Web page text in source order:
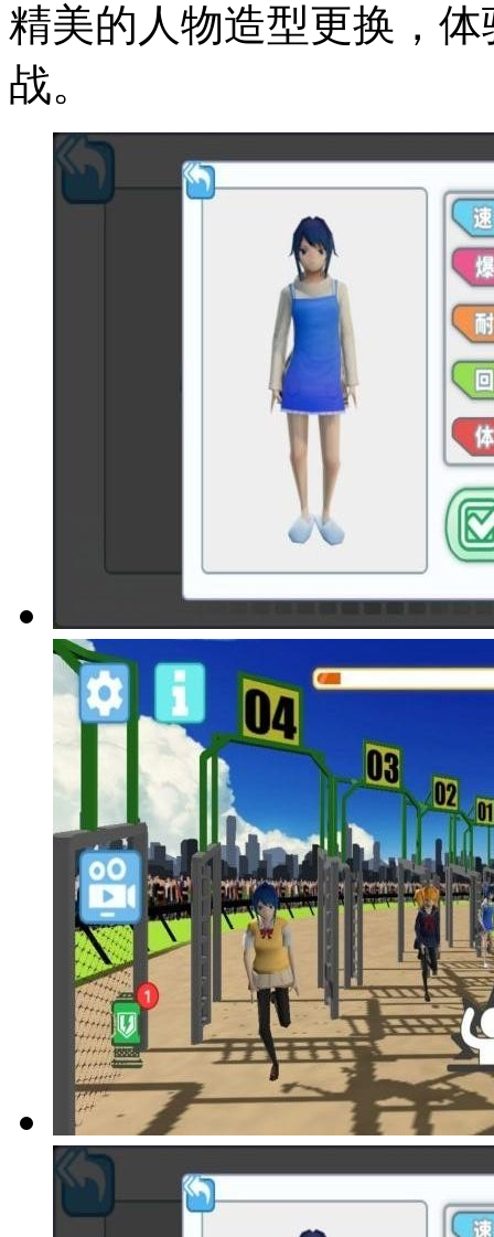
精美的人物造型更换，
战。